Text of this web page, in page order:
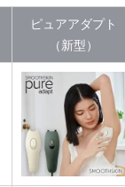
ピュアアダプト
（新型）